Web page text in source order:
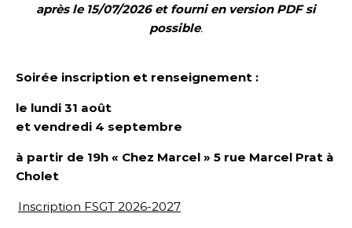
après le 15/07/2026 et fourni en version PDF si
possible.
Soirée inscription et renseignement :
le lundi 31 août
et vendredi 4 septembre
à partir de 19h « Chez Marcel » 5 rue Marcel Prat à
Cholet
Inscription FSGT 2026-2027